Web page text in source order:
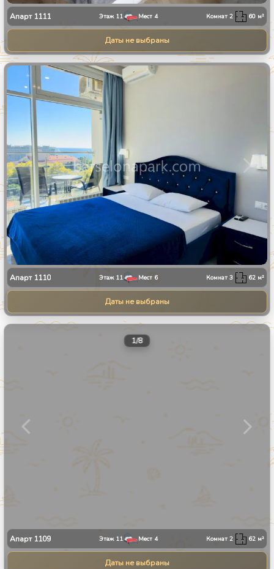
Апарт 1111 Этаж 11 Мест 4 Комнат2 60 м²
Даты не выбраны
1/8
Апарт 1110 Этаж 11 Мест 6 Комнат3 62 м²
Даты не выбраны
1/8
Апарт 1109 Этаж 11 Мест 4 Комнат2 62 м²
Даты не выбраны